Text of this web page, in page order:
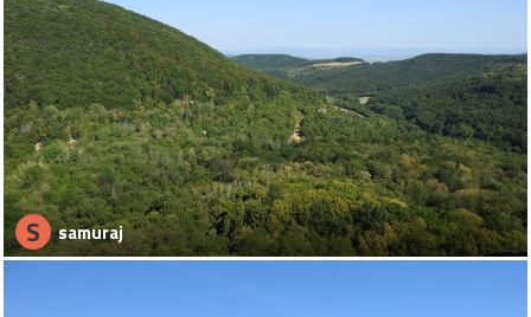
S samuraj